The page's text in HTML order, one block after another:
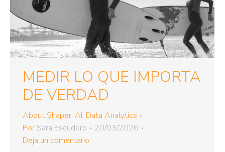
MEDIR LO QUE IMPORTA
DE VERDAD
About Shaper, AI, Data Analytics
Por Sara Escudero
20/03/2026
Deja un comentario